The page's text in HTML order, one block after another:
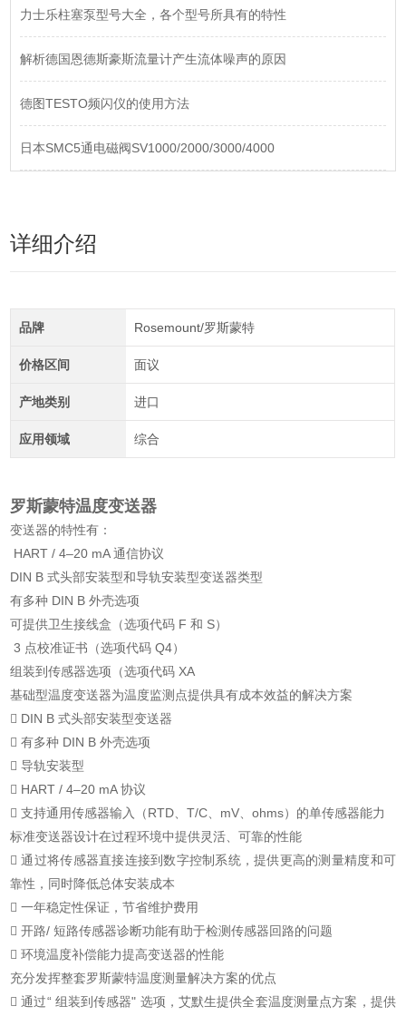
力士乐柱塞泵型号大全，各个型号所具有的特性
解析德国恩德斯豪斯流量计产生流体噪声的原因
德图TESTO频闪仪的使用方法
日本SMC5通电磁阀SV1000/2000/3000/4000
详细介绍
品牌 Rosemount/罗斯蒙特
价格区间 面议
产地类别 进口
应用领域 综合
罗斯蒙特温度变送器
变送器的特性有：
HART / 4–20 mA 通信协议
DIN B 式头部安装型和导轨安装型变送器类型
有多种 DIN B 外壳选项
可提供卫生接线盒（选项代码 F 和 S）
3 点校准证书（选项代码 Q4）
组装到传感器选项（选项代码 XA
基础型温度变送器为温度监测点提供具有成本效益的解决方案
 DIN B 式头部安装型变送器
 有多种 DIN B 外壳选项
 导轨安装型
 HART / 4–20 mA 协议
 支持通用传感器输入（RTD、T/C、mV、ohms）的单传感器能力
标准变送器设计在过程环境中提供灵活、可靠的性能
 通过将传感器直接连接到数字控制系统，提供更高的测量精度和可
靠性，同时降低总体安装成本
 一年稳定性保证，节省维护费用
 开路/ 短路传感器诊断功能有助于检测传感器回路的问题
 环境温度补偿能力提高变送器的性能
充分发挥整套罗斯蒙特温度测量解决方案的优点
 通过“ 组装到传感器" 选项，艾默生提供全套温度测量点方案，提供